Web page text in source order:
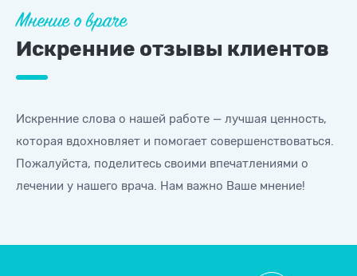
Мнение о враче
Искренние отзывы клиентов
Искренние слова о нашей работе — лучшая ценность,
которая вдохновляет и помогает совершенствоваться.
Пожалуйста, поделитесь своими впечатлениями о
лечении у нашего врача. Нам важно Ваше мнение!